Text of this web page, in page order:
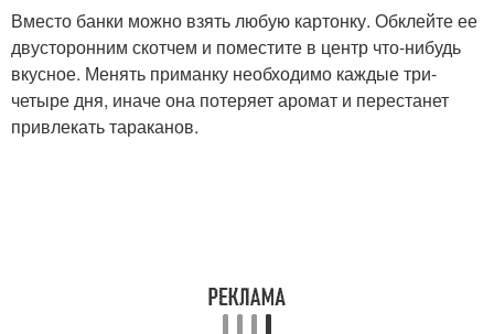
Вместо банки можно взять любую картонку. Обклейте ее
двусторонним скотчем и поместите в центр что-нибудь
вкусное. Менять приманку необходимо каждые три-
четыре дня, иначе она потеряет аромат и перестанет
привлекать тараканов.